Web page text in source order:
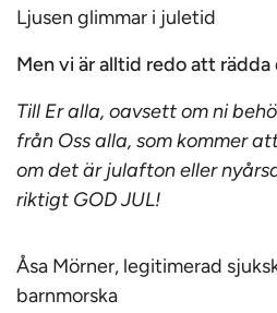
Ljusen glimmar i juletid
Men vi är alltid redo att
Till Er alla, oavsett om ni
från Oss alla, som kommer
om det är julafton eller
riktigt GOD JUL!
Åsa Mörner, legitimerad
barnmorska